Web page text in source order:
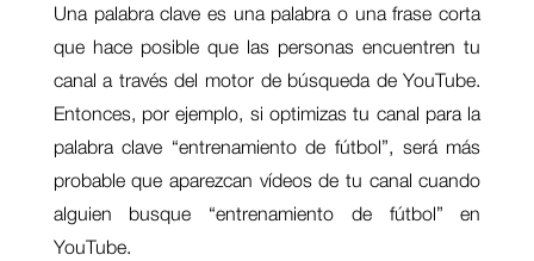
Una palabra clave es una palabra o una frase corta
que hace posible que las personas encuentren tu
canal a través del motor de búsqueda de YouTube.
Entonces, por ejemplo, si optimizas tu canal para la
palabra clave “entrenamiento de fútbol”, será más
probable que aparezcan vídeos de tu canal cuando
alguien busque “entrenamiento de fútbol” en
YouTube.